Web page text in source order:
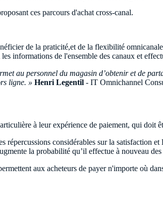
ces parcours d'achat cross-canal.
de la praticité,et de la flexibilité
informations de l'ensemble des canaux et
au personnel du magasin d’obtenir et de
ligne. » Henri Legentil - IT Omnichannel
à leur expérience de paiement, qui doit
considérables sur la satisfaction
la probabilité qu’il effectue à nouveau des
aux acheteurs de payer n'importe où